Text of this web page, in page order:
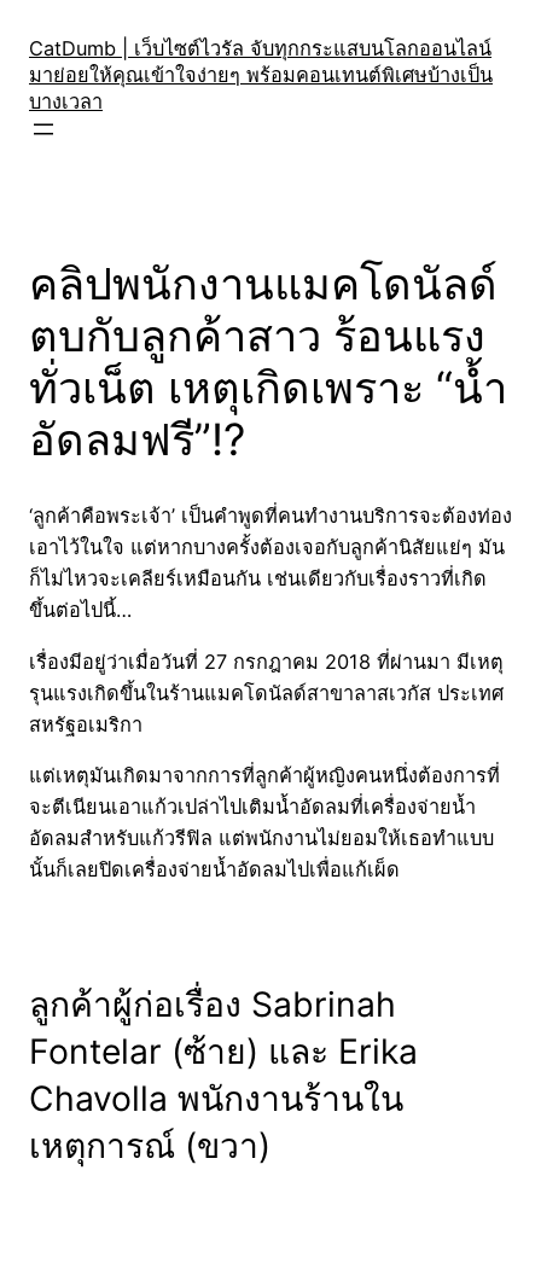
content
CatDumb | เว็บไซต์ไวรัล จับทุกกระแสบนโลกออนไลน์
มาย่อยให้คุณเข้าใจง่ายๆ พร้อมคอนเทนต์พิเศษบ้างเป็น
บางเวลา
คลิปพนักงานแมคโดนัลด์
ตบกับลูกค้าสาว ร้อนแรง
ทั่วเน็ต เหตุเกิดเพราะ “น้ำ
อัดลมฟรี”!?
‘ลูกค้าคือพระเจ้า’ เป็นคำพูดที่คนทำงานบริการจะต้องท่อง
เอาไว้ในใจ แต่หากบางครั้งต้องเจอกับลูกค้านิสัยแย่ๆ มัน
ก็ไม่ไหวจะเคลียร์เหมือนกัน เช่นเดียวกับเรื่องราวที่เกิด
ขึ้นต่อไปนี้…
เรื่องมีอยู่ว่าเมื่อวันที่ 27 กรกฎาคม 2018 ที่ผ่านมา มีเหตุ
รุนแรงเกิดขึ้นในร้านแมคโดนัลด์สาขาลาสเวกัส ประเทศ
สหรัฐอเมริกา
แต่เหตุมันเกิดมาจากการที่ลูกค้าผู้หญิงคนหนึ่งต้องการที่
จะตีเนียนเอาแก้วเปล่าไปเติมน้ำอัดลมที่เครื่องจ่ายน้ำ
อัดลมสำหรับแก้วรีฟิล แต่พนักงานไม่ยอมให้เธอทำแบบ
นั้นก็เลยปิดเครื่องจ่ายน้ำอัดลมไปเพื่อแก้เผ็ด
ลูกค้าผู้ก่อเรื่อง Sabrinah
Fontelar (ซ้าย) และ Erika
Chavolla พนักงานร้านใน
เหตุการณ์ (ขวา)